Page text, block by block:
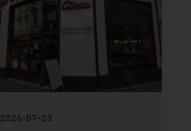
2026-07-23